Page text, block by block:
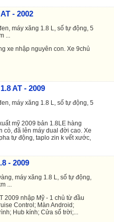
- 2002
máy xăng 1.8 L, số tự động, 5
...
xe nhập nguyên con. Xe 9chủ
AT - 2009
máy xăng 1.8 L, số tự động, 5
mỹ 2009 bản 1.8LE hàng
cò, đã lên máy dual đời cao. Xe
tự động, taplo zin k vết xước,
- 2009
máy xăng 1.8 L, số tự động,
...
2009 nhập Mỹ - 1 chủ từ đầu
Control; Màn Android;
Hub kính; Cửa sổ trời;...